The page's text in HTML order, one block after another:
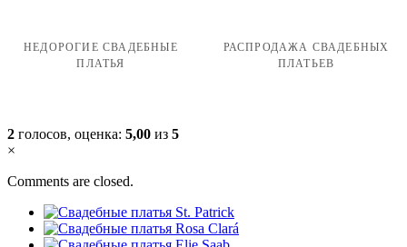
НЕДОРОГИЕ СВАДЕБНЫЕ
ПЛАТЬЯ
РАСПРОДАЖА СВАДЕБНЫХ
ПЛАТЬЕВ
2 голосов, оценка: 5,00 из 5
×
Comments are closed.